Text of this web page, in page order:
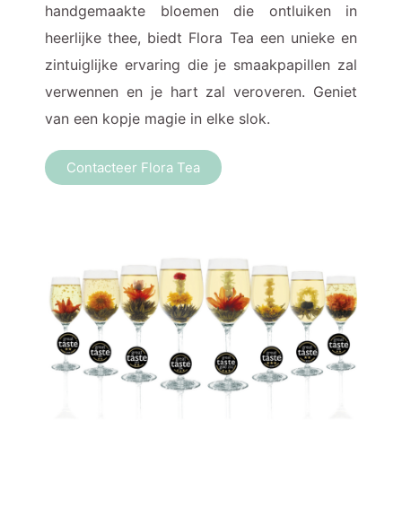
handgemaakte bloemen die ontluiken in
heerlijke thee, biedt Flora Tea een unieke en
zintuiglijke ervaring die je smaakpapillen zal
verwennen en je hart zal veroveren. Geniet
van een kopje magie in elke slok.
Contacteer Flora Tea